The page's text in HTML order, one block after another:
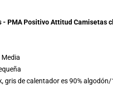
PMA Positivo Attitud Camisetas
Media
de calentador es 90%